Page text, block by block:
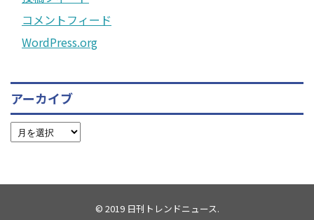
コメントフィード
WordPress.org
アーカイブ
© 2019 日刊トレンドニュース.